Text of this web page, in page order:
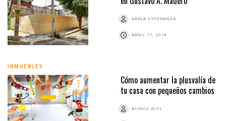
KARLA ESPERANZA
ABRIL 17, 2018
INMUEBLES
Cómo aumentar la plusvalía de
tu casa con pequeños cambios
BLOGCU 2022